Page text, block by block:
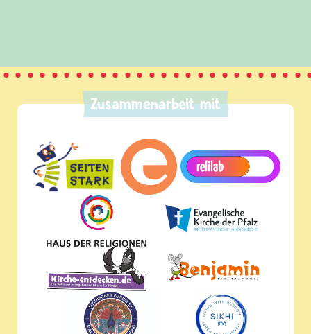
Zusammenarbeit mit